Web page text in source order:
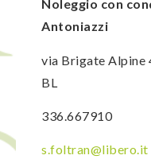
Noleggio con
Antoniazzi
via Brigate Alpine
BL
336.667910
s.foltran@libero.it